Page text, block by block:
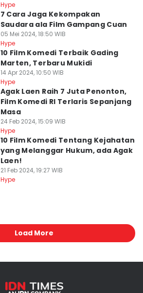
Hype
7 Cara Jaga Kekompakan
Saudara ala Film Gampang Cuan
05 Mei 2024, 18:50 WIB
Hype
10 Film Komedi Terbaik Gading
Marten, Terbaru Mukidi
14 Apr 2024, 10:50 WIB
Hype
Agak Laen Raih 7 Juta Penonton,
Film Komedi RI Terlaris Sepanjang
Masa
24 Feb 2024, 15:09 WIB
Hype
10 Film Komedi Tentang Kejahatan
yang Melanggar Hukum, ada Agak
Laen!
21 Feb 2024, 19:27 WIB
Hype
Load More